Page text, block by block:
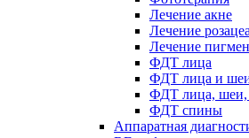
Лечение акне
Лечение розацеа
Лечение
ФДТ лица
ФДТ лица и
ФДТ лица, шеи,
ФДТ спины
Аппаратная